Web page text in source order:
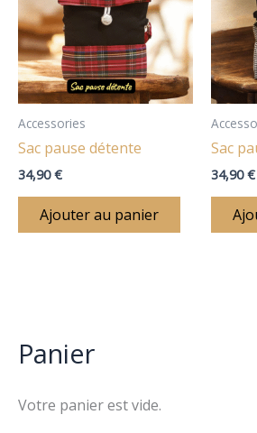
Accessories
Sac pause détente
34,90€
Ajouter au panier
Sac
34,90€
Panier
Votre panier est vide.